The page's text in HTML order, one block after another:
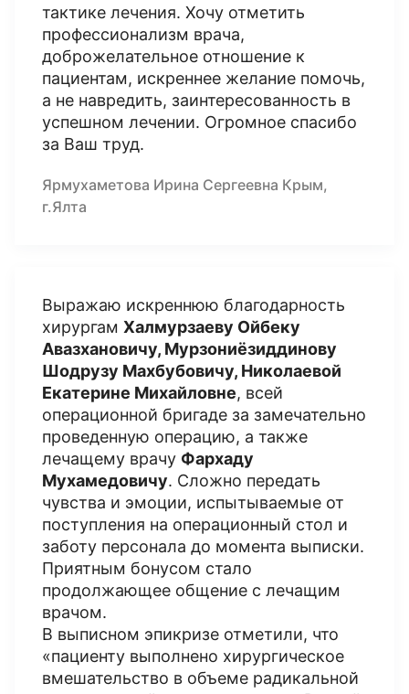
тактике лечения. Хочу отметить
профессионализм врача,
доброжелательное отношение к
пациентам, искреннее желание помочь,
а не навредить, заинтересованность в
успешном лечении. Огромное спасибо
за Ваш труд.
Ярмухаметова Ирина Сергеевна Крым,
г.Ялта
Выражаю искреннюю благодарность
хирургам Халмурзаеву Ойбеку
Авазхановичу, Мурзониёзиддинову
Шодрузу Махбубовичу, Николаевой
Екатерине Михайловне, всей
операционной бригаде за замечательно
проведенную операцию, а также
лечащему врачу Фархаду
Мухамедовичу. Сложно передать
чувства и эмоции, испытываемые от
поступления на операционный стол и
заботу персонала до момента выписки.
Приятным бонусом стало
продолжающее общение с лечащим
врачом.
В выписном эпикризе отметили, что
«пациенту выполнено хирургическое
вмешательство в объеме радикальной